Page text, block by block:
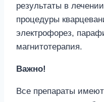
результаты в
процедуры
электрофорез,
магнитотерапия.
Важно!
Все препараты